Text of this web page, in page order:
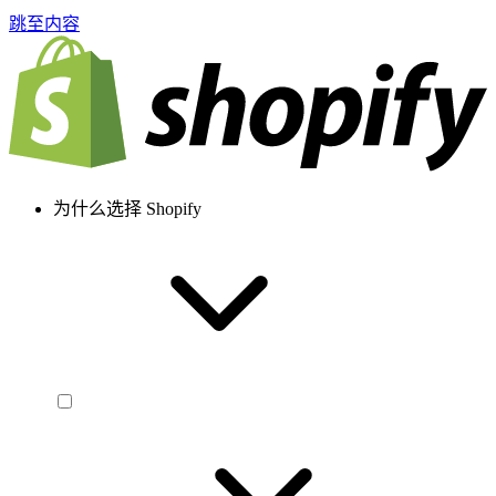
跳至内容
为什么选择 Shopify